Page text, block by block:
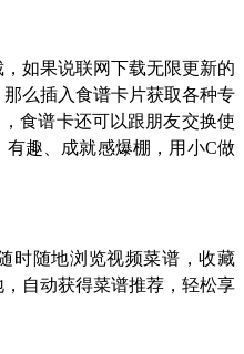
如果说联网下载无限更新的
么插入食谱卡片获取各种专
食谱卡还可以跟朋友交换使
趣、成就感爆棚，用小C做
时随地浏览视频菜谱，收藏
自动获得菜谱推荐，轻松享